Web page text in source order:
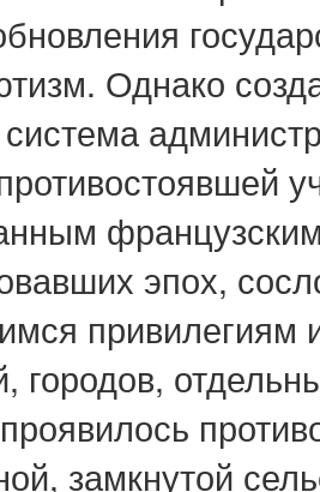
Однако
эпох,
привилегиям
городов,
замкнутой